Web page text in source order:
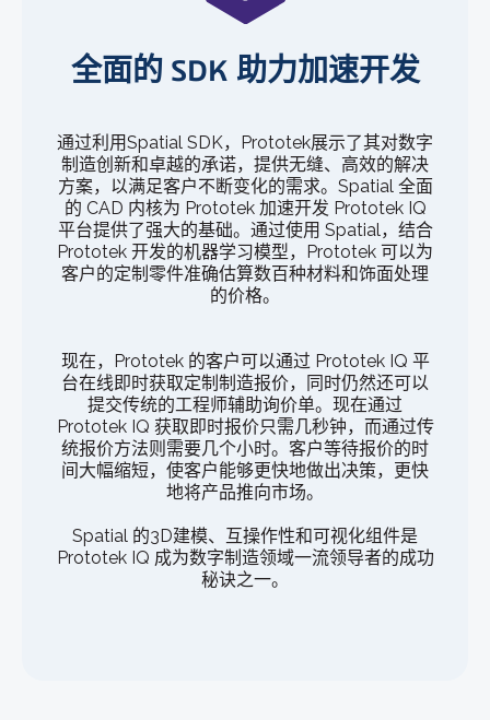
全面的 SDK 助力加速开发
通过利用Spatial SDK，Prototek展示了其对数字
制造创新和卓越的承诺，提供无缝、高效的解决
方案，以满足客户不断变化的需求。Spatial 全面
的 CAD 内核为 Prototek 加速开发 Prototek IQ
平台提供了强大的基础。通过使用 Spatial，结合
Prototek 开发的机器学习模型，Prototek 可以为
客户的定制零件准确估算数百种材料和饰面处理
的价格。
现在，Prototek 的客户可以通过 Prototek IQ 平
台在线即时获取定制制造报价，同时仍然还可以
提交传统的工程师辅助询价单。现在通过
Prototek IQ 获取即时报价只需几秒钟，而通过传
统报价方法则需要几个小时。客户等待报价的时
间大幅缩短，使客户能够更快地做出决策，更快
地将产品推向市场。
Spatial 的3D建模、互操作性和可视化组件是
Prototek IQ 成为数字制造领域一流领导者的成功
秘诀之一。